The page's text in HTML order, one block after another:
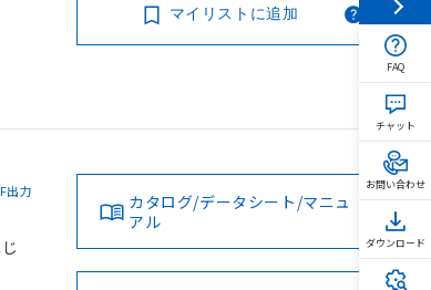
マイリストに追加
出力
カタログ/データシート/マニュ
アル
FAQ
チャット
お問い合わせ
ダウンロード